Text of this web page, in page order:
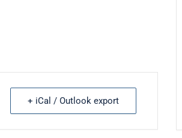
+ iCal / Outlook export